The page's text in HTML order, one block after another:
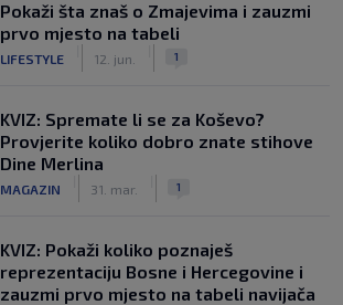
Pokaži šta znaš o Zmajevima i zauzmi
prvo mjesto na tabeli
LIFESTYLE 12. jun. 1
KVIZ: Spremate li se za Koševo?
Provjerite koliko dobro znate stihove
Dine Merlina
MAGAZIN 31. mar. 1
KVIZ: Pokaži koliko poznaješ
reprezentaciju Bosne i Hercegovine i
zauzmi prvo mjesto na tabeli navijača